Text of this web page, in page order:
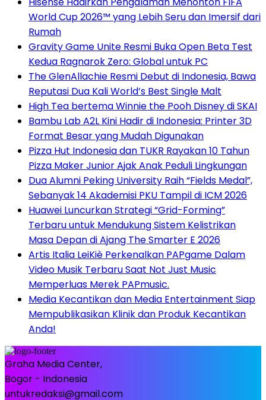
World Cup 2026™ yang Lebih Seru dan Imersif dari
Rumah
Gravity Game Unite Resmi Buka Open Beta Test
Kedua Ragnarok Zero: Global untuk PC
The GlenAllachie Resmi Debut di Indonesia, Bawa
Reputasi Dua Kali World’s Best Single Malt
High Tea bertema Winnie the Pooh Disney di SKAI
Bambu Lab A2L Kini Hadir di Indonesia: Printer 3D
Format Besar yang Mudah Digunakan
Pizza Hut Indonesia dan TUKR Rayakan 10 Tahun
Pizza Maker Junior Ajak Anak Peduli Lingkungan
Dua Alumni Peking University Raih “Fields Medal”,
Sebanyak 14 Akademisi PKU Tampil di ICM 2026
Huawei Luncurkan Strategi “Grid-Forming”
Terbaru untuk Mendukung Sistem Kelistrikan
Masa Depan di Ajang The Smarter E 2026
Artis Italia LeiKiè Perkenalkan PAPgame Dalam
Video Musik Terbaru Saat Not Just Music
Memperluas Merek PAPmusic.
Media Kecantikan dan Media Entertainment Siap
Mempublikasikan Klinik dan Produk Kecantikan
Anda!
Graha Media Center,
Bogor - Indonesia
untukredaksi@gmail.com